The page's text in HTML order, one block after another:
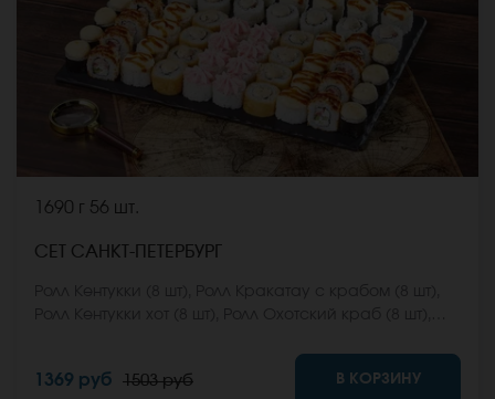
1690 г 56 шт.
СЕТ САНКТ-ПЕТЕРБУРГ
(8 шт), Ролл Монтана (8 шт) *Не забудьте заказать
имбирь, васаби и соевый соус. Они не входят в
1369 руб 1503 руб В КОРЗИНУ